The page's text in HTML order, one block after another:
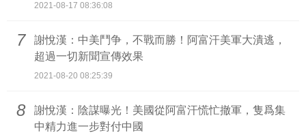
2021-08-17 08:36:08
謝悅漢：中美鬥争，不戰而勝！阿富汗美軍大潰逃，
超過一切新聞宣傳效果
2021-08-20 08:25:39
7
謝悅漢：陰謀曝光！美國從阿富汗慌忙撤軍，隻爲集
中精力進一步對付中國
8